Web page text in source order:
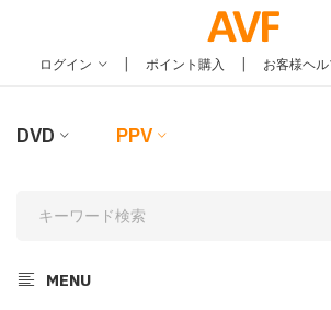
ログイン | ポイント購入 | お客様ヘ
DVD PPV
MENU